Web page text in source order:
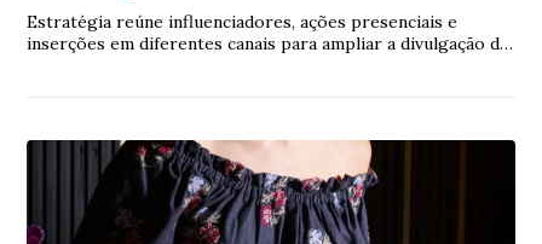
Estratégia reúne influenciadores, ações presenciais e
inserções em diferentes canais para ampliar a divulgação da